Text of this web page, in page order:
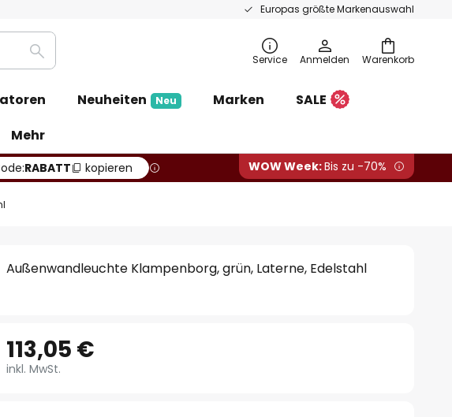
Europas größte Markenauswahl
Warenkorb
Suche Service Anmelden
Neuheiten Neu Marken
SALE
Mehr
RABATT kopieren WOW Week:Bis zu -70%
Außenwandleuchte Klampenborg, grün, Laterne, Edelstahl
113,05 €
inkl. MwSt.